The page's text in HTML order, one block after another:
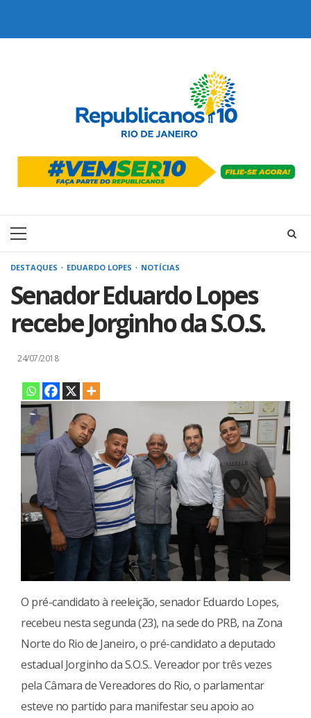
Primary
DESTAQUES EDUARDO LOPES NOTÍCIAS
Senador Eduardo Lopes
recebe Jorginho da S.O.S.
24/07/2018
O pré-candidato à reeleição, senador Eduardo Lopes,
recebeu nesta segunda (23), na sede do PRB, na Zona
Norte do Rio de Janeiro, o pré-candidato a deputado
estadual Jorginho da S.O.S.. Vereador por três vezes
pela Câmara de Vereadores do Rio, o parlamentar
esteve no partido para manifestar seu apoio ao